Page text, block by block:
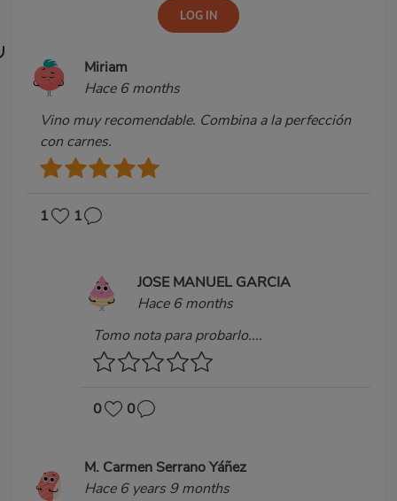
Miriam
Hace 6 months
Vino muy recomendable. Combina a la perfección
con carnes.
1 1
JOSE MANUEL GARCIA
Hace 6 months
Tomo nota para probarlo....
0 0
M. Carmen Serrano Yáñez
Hace 6 years 9 months